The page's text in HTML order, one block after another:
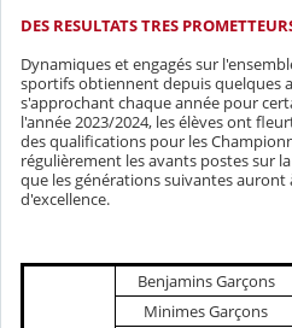
DES RESULTATS TRES
Dynamiques et engagés sur
sportifs obtiennent depuis quelques
s'approchant chaque année pour
l'année 2023/2024, les élèves ont
des qualifications pour les
régulièrement les avants postes sur
que les générations suivantes
d'excellence.
Benjamins Garçons
Minimes Garçons